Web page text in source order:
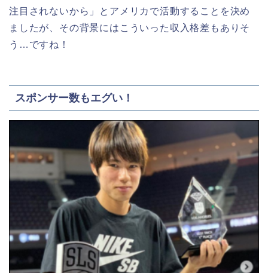
注目されないから」とアメリカで活動することを決め
ましたが、その背景にはこういった収入格差もありそ
う…ですね！
スポンサー数もエグい！